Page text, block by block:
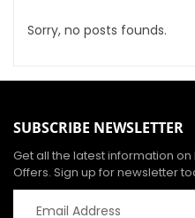
Sorry, no posts founds.
SUBSCRIBE NEWSLETTER
Get all the latest information
Offers. Sign up for newsletter